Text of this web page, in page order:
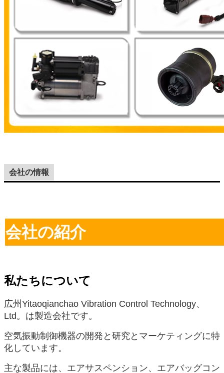
会社の情報
会社の紹介
私たちについて
広州Yitaoqianchao Vibration Control Technology、
Ltd。は製造会社です。
空気振動制御機器の開発と研究とマーケティングに特
化しています。
主な製品には、エアサスペンション、エアバッグコン